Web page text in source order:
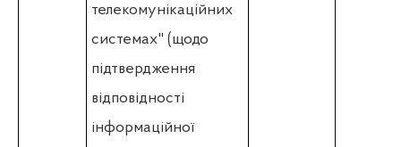
телекомунікаційних
системах" (щодо
підтвердження
відповідності
інформаційної